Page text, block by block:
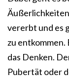
vererbt und es
zu entkommen.
das Denken.
Pubertät oder